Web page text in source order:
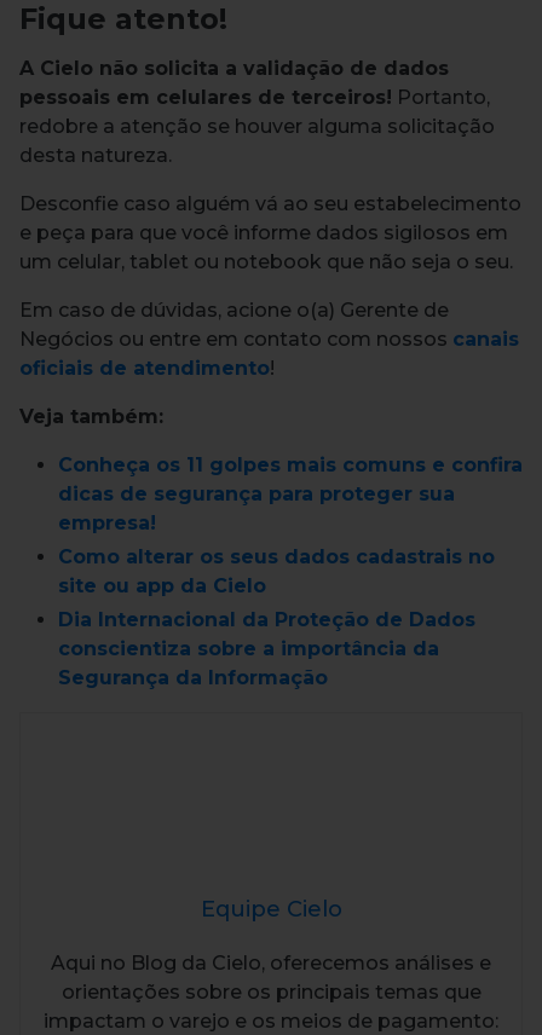
Fique atento!
A Cielo não solicita a validação de dados
pessoais em celulares de terceiros! Portanto,
redobre a atenção se houver alguma solicitação
desta natureza.
Desconfie caso alguém vá ao seu estabelecimento
e peça para que você informe dados sigilosos em
um celular, tablet ou notebook que não seja o seu.
Em caso de dúvidas, acione o(a) Gerente de
Negócios ou entre em contato com nossos canais
oficiais de atendimento!
Veja também:
Conheça os 11 golpes mais comuns e confira
dicas de segurança para proteger sua
empresa!
Como alterar os seus dados cadastrais no
site ou app da Cielo
Dia Internacional da Proteção de Dados
conscientiza sobre a importância da
Segurança da Informação
Equipe Cielo
Aqui no Blog da Cielo, oferecemos análises e
orientações sobre os principais temas que
impactam o varejo e os meios de pagamento: